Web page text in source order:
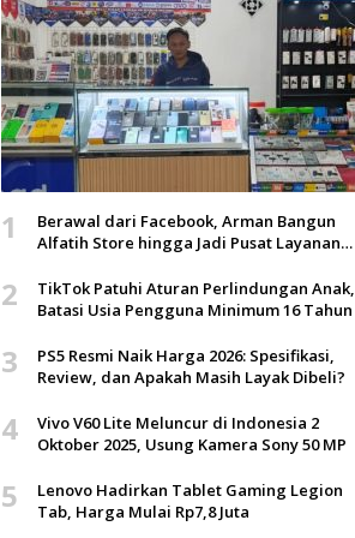
1
Berawal dari Facebook, Arman Bangun
Alfatih Store hingga Jadi Pusat Layanan
2
TikTok Patuhi Aturan Perlindungan Anak,
Batasi Usia Pengguna Minimum 16 Tahun
3
PS5 Resmi Naik Harga 2026: Spesifikasi,
Review, dan Apakah Masih Layak Dibeli?
4
Vivo V60 Lite Meluncur di Indonesia 2
Oktober 2025, Usung Kamera Sony 50 MP
5
Lenovo Hadirkan Tablet Gaming Legion
Tab, Harga Mulai Rp7,8 Juta